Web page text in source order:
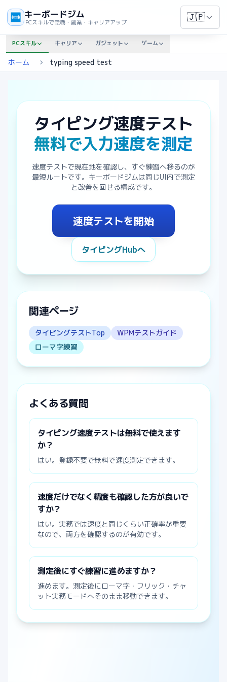
キーボードジム
PCスキルで転職・副業・キャリアアップ 🇯🇵
PCスキル キャリア ガジェット ゲーム
ホーム typing speed test
タイピング速度テスト
無料で入力速度を測定
速度テストで現在地を確認し、すぐ練習へ移るのが
最短ルートです。キーボードジムは同じUI内で測定
と改善を回せる構成です。
速度テストを開始
タイピングHubへ
関連ページ
タイピングテストTop
WPMテストガイド
ローマ字練習
よくある質問
タイピング速度テストは無料で使えます
か？
はい。登録不要で無料で速度測定できます。
速度だけでなく精度も確認した方が良いで
すか？
はい。実務では速度と同じくらい正確率が重要
なので、両方を確認するのが有効です。
測定後にすぐ練習に進めますか？
進めます。測定後にローマ字・フリック・チャ
ット実務モードへそのまま移動できます。